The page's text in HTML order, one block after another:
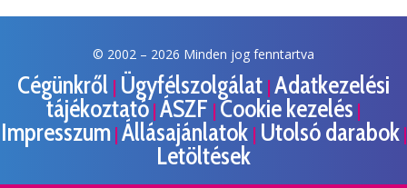
© 2002 – 2026 Minden jog fenntartva
Cégünkről | Ügyfélszolgálat | Adatkezelési
tájékoztató | ÁSZF | Cookie kezelés |
Impresszum| Állásajánlatok | Utolsó darabok|
Letöltések